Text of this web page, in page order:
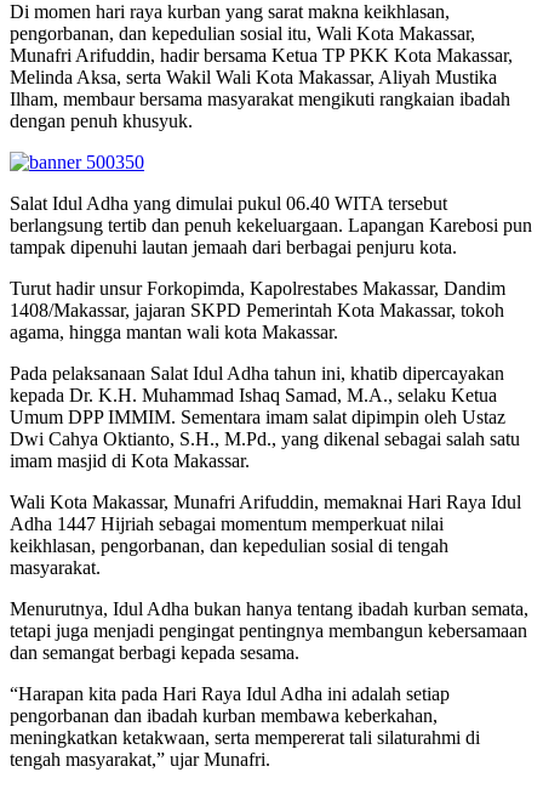
Di momen hari raya kurban yang sarat makna keikhlasan,
pengorbanan, dan kepedulian sosial itu, Wali Kota Makassar,
Munafri Arifuddin, hadir bersama Ketua TP PKK Kota Makassar,
Melinda Aksa, serta Wakil Wali Kota Makassar, Aliyah Mustika
Ilham, membaur bersama masyarakat mengikuti rangkaian ibadah
dengan penuh khusyuk.
Salat Idul Adha yang dimulai pukul 06.40 WITA tersebut
berlangsung tertib dan penuh kekeluargaan. Lapangan Karebosi pun
tampak dipenuhi lautan jemaah dari berbagai penjuru kota.
Turut hadir unsur Forkopimda, Kapolrestabes Makassar, Dandim
1408/Makassar, jajaran SKPD Pemerintah Kota Makassar, tokoh
agama, hingga mantan wali kota Makassar.
Pada pelaksanaan Salat Idul Adha tahun ini, khatib dipercayakan
kepada Dr. K.H. Muhammad Ishaq Samad, M.A., selaku Ketua
Umum DPP IMMIM. Sementara imam salat dipimpin oleh Ustaz
Dwi Cahya Oktianto, S.H., M.Pd., yang dikenal sebagai salah satu
imam masjid di Kota Makassar.
Wali Kota Makassar, Munafri Arifuddin, memaknai Hari Raya Idul
Adha 1447 Hijriah sebagai momentum memperkuat nilai
keikhlasan, pengorbanan, dan kepedulian sosial di tengah
masyarakat.
Menurutnya, Idul Adha bukan hanya tentang ibadah kurban semata,
tetapi juga menjadi pengingat pentingnya membangun kebersamaan
dan semangat berbagi kepada sesama.
“Harapan kita pada Hari Raya Idul Adha ini adalah setiap
pengorbanan dan ibadah kurban membawa keberkahan,
meningkatkan ketakwaan, serta mempererat tali silaturahmi di
tengah masyarakat,” ujar Munafri.